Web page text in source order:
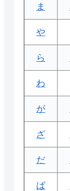
ま
や
ら
わ
が
ざ
だ
ば